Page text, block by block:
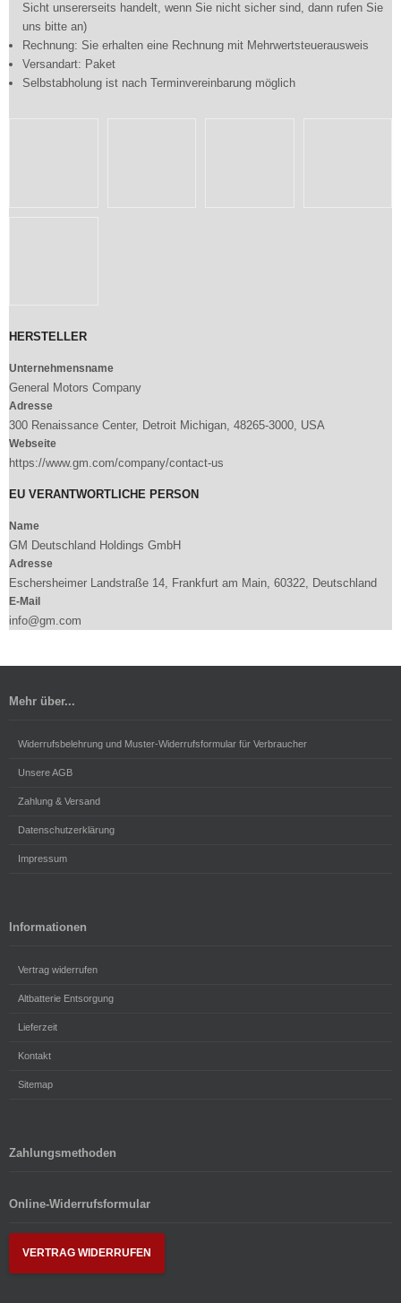
Sicht unsererseits handelt, wenn Sie nicht sicher sind, dann rufen Sie
uns bitte an)
Rechnung: Sie erhalten eine Rechnung mit Mehrwertsteuerausweis
Versandart: Paket
Selbstabholung ist nach Terminvereinbarung möglich
HERSTELLER
Unternehmensname
General Motors Company
Adresse
300 Renaissance Center, Detroit Michigan, 48265-3000, USA
Webseite
https://www.gm.com/company/contact-us
EU VERANTWORTLICHE PERSON
Name
GM Deutschland Holdings GmbH
Adresse
Eschersheimer Landstraße 14, Frankfurt am Main, 60322, Deutschland
E-Mail
info@gm.com
Mehr über...
Widerrufsbelehrung und Muster-Widerrufsformular für Verbraucher
Unsere AGB
Zahlung & Versand
Datenschutzerklärung
Impressum
Informationen
Vertrag widerrufen
Altbatterie Entsorgung
Lieferzeit
Kontakt
Sitemap
Zahlungsmethoden
Online-Widerrufsformular
VERTRAG WIDERRUFEN